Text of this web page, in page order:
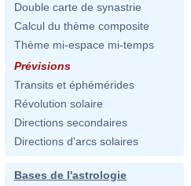
Double carte de synastrie
Calcul du thème composite
Thème mi-espace mi-temps
Prévisions
Transits et éphémérides
Révolution solaire
Directions secondaires
Directions d'arcs solaires
Bases de l'astrologie